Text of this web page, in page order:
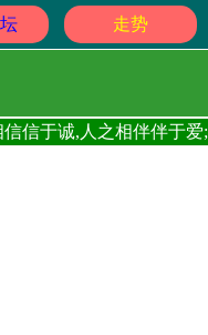
走势
信于诚,人之相伴伴于爱;